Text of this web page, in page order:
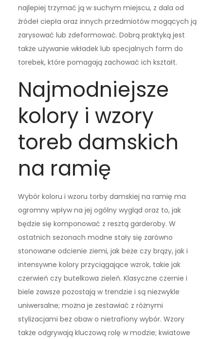
najlepiej trzymać ją w suchym miejscu, z dala od
źródeł ciepła oraz innych przedmiotów mogących ją
zarysować lub zdeformować. Dobrą praktyką jest
także używanie wkładek lub specjalnych form do
torebek, które pomagają zachować ich kształt.
Najmodniejsze
kolory i wzory
toreb damskich
na ramię
Wybór koloru i wzoru torby damskiej na ramię ma
ogromny wpływ na jej ogólny wygląd oraz to, jak
będzie się komponować z resztą garderoby. W
ostatnich sezonach modne stały się zarówno
stonowane odcienie ziemi, jak beże czy brązy, jak i
intensywne kolory przyciągające wzrok, takie jak
czerwień czy butelkowa zieleń. Klasyczne czernie i
biele zawsze pozostają w trendzie i są niezwykle
uniwersalne; można je zestawiać z różnymi
stylizacjami bez obaw o nietrafiony wybór. Wzory
także odgrywają kluczową rolę w modzie; kwiatowe